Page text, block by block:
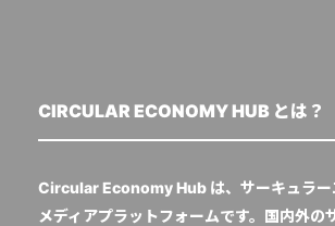
CIRCULAR ECONOMY HUB とは？
Circular Economy Hub は、サーキュラー
メディアプラットフォームです。国内外の